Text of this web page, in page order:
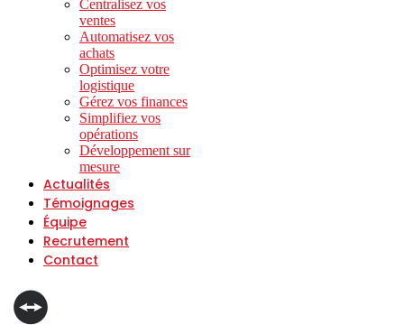
Centralisez vos
ventes
Automatisez vos
achats
Optimisez votre
logistique
Gérez vos finances
Simplifiez vos
opérations
Développement sur
mesure
Actualités
Témoignages
Équipe
Recrutement
Contact